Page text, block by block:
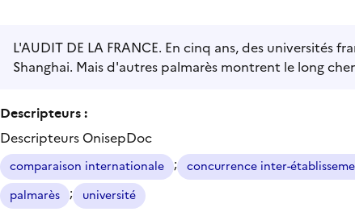
L'AUDIT DE LA FRANCE. En cinq ans, des universités
Shanghai. Mais d'autres palmarès montrent le long
Descripteurs :
Descripteurs OnisepDoc
comparaison internationale ; concurrence inter-
palmarès ; université